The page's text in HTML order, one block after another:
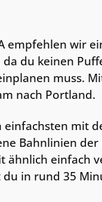
empfehlen wir
du keinen
muss.
nach Portland.
mit
Bahnlinien der
einfach
in rund 35